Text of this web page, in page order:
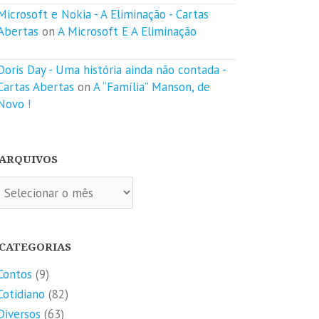
e Nokia - A Eliminação - Cartas
on A Microsoft E A Eliminação
Day - Uma história ainda não contada -
Abertas on A “Família” Manson, de
!
(9)
(82)
(63)